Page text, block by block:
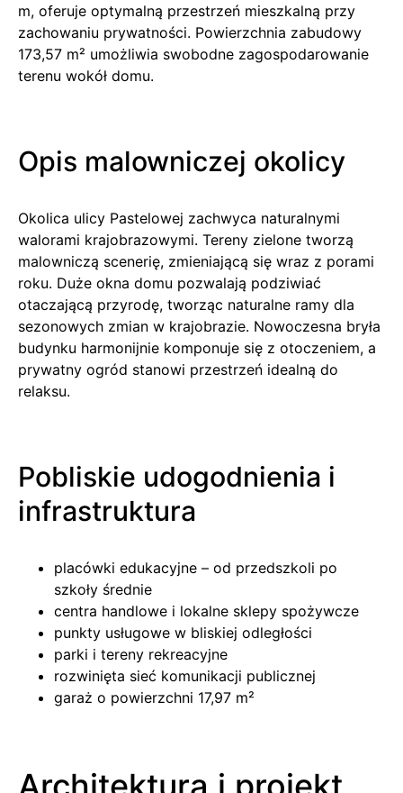
m, oferuje optymalną przestrzeń mieszkalną przy
zachowaniu prywatności. Powierzchnia zabudowy
173,57 m² umożliwia swobodne zagospodarowanie
terenu wokół domu.
Opis malowniczej okolicy
Okolica ulicy Pastelowej zachwyca naturalnymi
walorami krajobrazowymi. Tereny zielone tworzą
malowniczą scenerię, zmieniającą się wraz z porami
roku. Duże okna domu pozwalają podziwiać
otaczającą przyrodę, tworząc naturalne ramy dla
sezonowych zmian w krajobrazie. Nowoczesna bryła
budynku harmonijnie komponuje się z otoczeniem, a
prywatny ogród stanowi przestrzeń idealną do
relaksu.
Pobliskie udogodnienia i
infrastruktura
placówki edukacyjne – od przedszkoli po
szkoły średnie
centra handlowe i lokalne sklepy spożywcze
punkty usługowe w bliskiej odległości
parki i tereny rekreacyjne
rozwinięta sieć komunikacji publicznej
garaż o powierzchni 17,97 m²